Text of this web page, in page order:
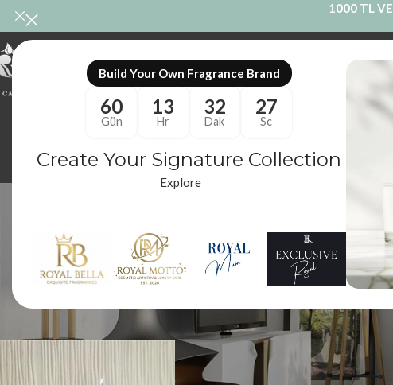
Build Your Own Fragrance Brand
60
Gün
13
Hr
32
Dak
26
Sc
Create Your Signature Collection
Explore
1000 TL
ONLINE
ODA KOKUSU
86 Ürünler
MUM
101
Royal Mum/Ürünler “Binicilik Temalı Dekor” olarak etiketlendi